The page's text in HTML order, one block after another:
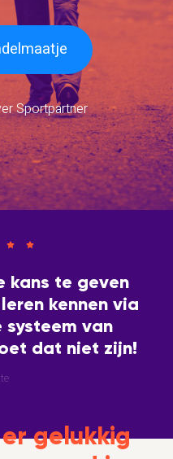
Sportpartner
kans te geven
kennen via
van
dat niet zijn!
gelukkig